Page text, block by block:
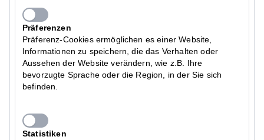
Präferenzen
Präferenz-Cookies ermöglichen es einer Website,
Informationen zu speichern, die das Verhalten oder
Aussehen der Website verändern, wie z.B. Ihre
bevorzugte Sprache oder die Region, in der Sie sich
befinden.
Statistiken